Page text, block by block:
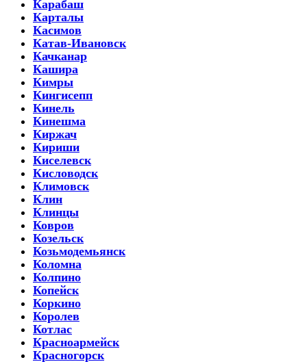
Карабаш
Карталы
Касимов
Катав-Ивановск
Качканар
Кашира
Кимры
Кингисепп
Кинель
Кинешма
Киржач
Кириши
Киселевск
Кисловодск
Климовск
Клин
Клинцы
Ковров
Козельск
Козьмодемьянск
Коломна
Колпино
Копейск
Коркино
Королев
Котлас
Красноармейск
Красногорск